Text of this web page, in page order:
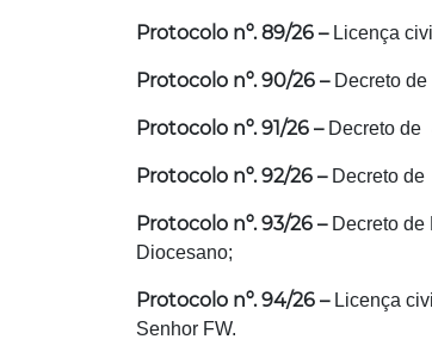
Protocolo nº. 89/26 –Licença
Protocolo nº. 90/26 – Decreto de
Protocolo nº. 91/26 –Decreto de
Protocolo nº. 92/26 –Decreto de
Protocolo nº. 93/26 – Decreto
Diocesano;
Protocolo nº. 94/26 – Licença
Senhor FW.